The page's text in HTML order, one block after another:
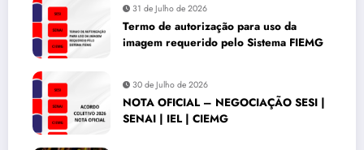
31 de Julho de 2026
Termo de autorização para uso da
imagem requerido pelo Sistema FIEMG
30 de Julho de 2026
NOTA OFICIAL – NEGOCIAÇÃO SESI |
SENAI | IEL | CIEMG